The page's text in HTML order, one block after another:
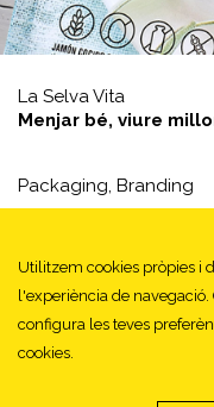
Utilitzem cookies pròpies i
l'experiència de
configura les teves
cookies.
La Selva Vita
Menjar bé, viure
Packaging, Branding